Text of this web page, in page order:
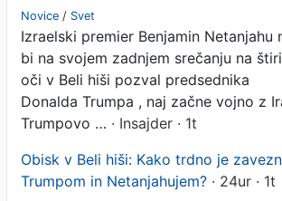
zavezniki se bojijo,
Netanjahu ZDA
globlje v vojno z
Novice / Svet
Izraelski premier Benjamin Netanjahu
bi na svojem zadnjem srečanju na štiri
oči v Beli hiši pozval predsednika
Donalda Trumpa , naj začne vojno z
Trumpovo … · Insajder · 1t
Obisk v Beli hiši: Kako trdno je
Trumpom in Netanjahujem? · 24ur · 1t